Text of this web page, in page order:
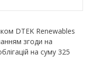
DTEK Renewables
згоди на
на суму 325